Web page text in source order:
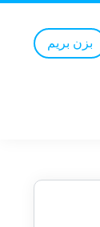
بزن بریم